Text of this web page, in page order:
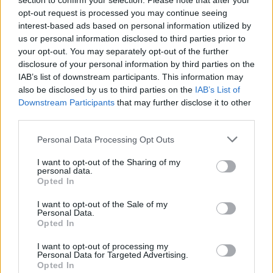
opt-out request is processed you may continue seeing
interest-based ads based on personal information utilized by
us or personal information disclosed to third parties prior to
your opt-out. You may separately opt-out of the further
disclosure of your personal information by third parties on the
IAB’s list of downstream participants. This information may
also be disclosed by us to third parties on the IAB’s List of
Downstream Participants that may further disclose it to other
Personal Data Processing Opt Outs
I want to opt-out of the Sharing of my
personal data.
Opted In
I want to opt-out of the Sale of my
Personal Data.
Opted In
I want to opt-out of processing my
Personal Data for Targeted Advertising.
Opted In
Új korszak veszi kezdetét.
PORTFOLIO BLOGGER
BANKMONITOR
Hogyan alakulnak a betéti- és hitelkamatok az
inflációhoz képest?
A KSH adatai alapján 1,2 százalék volt az éves infláció
júliusban. Több, mint 10 éve nem volt ilyen alacsony az
adathoz képest hogyan alakul
CHIKANSPLANET
A városok egyik legjobb klímafegyvere a fa, de a
legtöbb helyen még mindig nem ültetnek eleget
friss kutatás egybehangzó eredménye szerint a fakorona
akár a városi hőszigethatás felét is semlegesítheti
Csúcsidőben drágább áram?
A közgazdaságtannak vannak olyan területei, amik elsőre